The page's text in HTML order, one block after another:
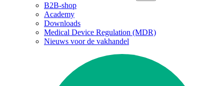
B2B-shop
Academy
Downloads
Medical Device Regulation (MDR)
Nieuws voor de vakhandel